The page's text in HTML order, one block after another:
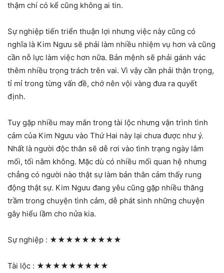
thậm chí có kể cũng không ai tin.
Sự nghiệp tiến triển thuận lợi nhưng việc này cũng có
nghĩa là Kim Ngưu sẽ phải làm nhiều nhiệm vụ hơn và cũng
cần nỗ lực làm việc hơn nữa. Bản mệnh sẽ phải gánh vác
thêm nhiều trọng trách trên vai. Vì vậy cần phải thận trọng,
tỉ mỉ trong từng vấn đề, chớ nên vội vàng đưa ra quyết
định.
Tuy gặp nhiều may mắn trong tài lộc nhưng vận trình tình
cảm của Kim Ngưu vào Thứ Hai này lại chưa được như ý.
Nhất là người độc thân sẽ dễ rơi vào tình trạng ngày lắm
mối, tối nằm không. Mặc dù có nhiều mối quan hệ nhưng
chẳng có người nào thật sự làm bản thân cảm thấy rung
động thật sự. Kim Ngưu đang yêu cũng gặp nhiều thăng
trầm trong chuyện tình cảm, dễ phát sinh những chuyện
gây hiểu lầm cho nửa kia.
Sự nghiệp : ★★★★★★★★★
Tài lộc : ★★★★★★★★★